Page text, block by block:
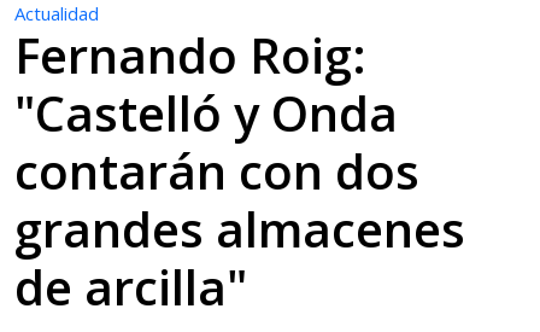
Actualidad
Fernando Roig:
"Castelló y Onda
contarán con dos
grandes almacenes
de arcilla"